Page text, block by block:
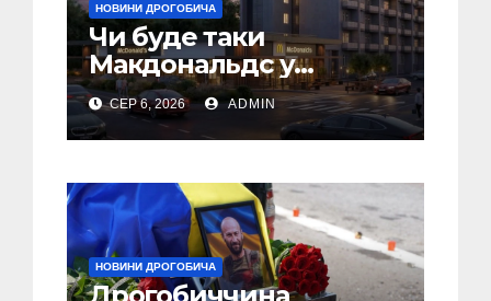
НОВИНИ ДРОГОБИЧА
Чи буде таки
Макдональдс у
Дрогобичі? (Фото)
СЕР 6, 2026 ADMIN
НОВИНИ ДРОГОБИЧА
Дрогобиччина